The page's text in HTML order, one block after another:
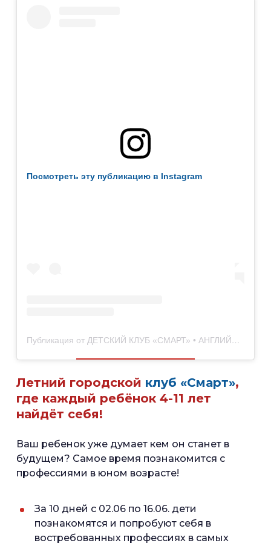
Посмотреть эту публикацию в Instagram
Публикация от ДЕТСКИЙ КЛУБ «СМАРТ» • АНГЛИЙСКИЙ ЯЗЫК • МИНСК (@smart_kids.minsk)
Летний городской клуб «Смарт»,
где каждый ребёнок 4-11 лет
найдёт себя!
Ваш ребенок уже думает кем он станет в
будущем? Самое время познакомится с
профессиями в юном возрасте!
За 10 дней с 02.06 по 16.06. дети
познакомятся и попробуют себя в
востребованных профессиях в самых